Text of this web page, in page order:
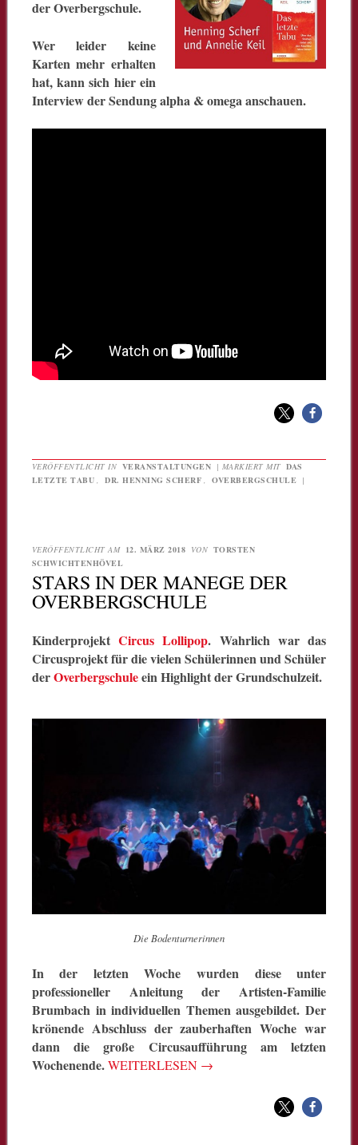
der Overbergschule.
Wer leider keine
Karten mehr erhalten
hat, kann sich hier ein
Interview der Sendung alpha & omega anschauen.
VERÖFFENTLICHT IN VERANSTALTUNGEN | MARKIERT MIT DAS
LETZTE TABU , DR. HENNING SCHERF , OVERBERGSCHULE |
VERÖFFENTLICHT AM 12. MÄRZ 2018 VON TORSTEN
SCHWICHTENHÖVEL
STARS IN DER MANEGE DER
OVERBERGSCHULE
KinderprojektCircus Lollipop. Wahrlich war das
Circusprojekt für die vielen Schülerinnen und Schüler
derOverbergschuleein Highlight der Grundschulzeit.
Die Bodenturnerinnen
In der letzten Woche wurden diese unter
professioneller Anleitung der Artisten-Familie
Brumbach in individuellen Themen ausgebildet. Der
krönende Abschluss der zauberhaften Woche war
dann die große Circusaufführung am letzten
Wochenende.WEITERLESEN →